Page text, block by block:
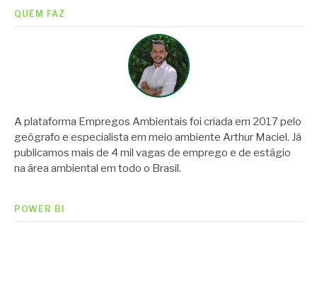
QUEM FAZ
A plataforma Empregos Ambientais foi criada em 2017 pelo
geógrafo e especialista em meio ambiente Arthur Maciel. Já
publicamos mais de 4 mil vagas de emprego e de estágio
na área ambiental em todo o Brasil.
POWER BI